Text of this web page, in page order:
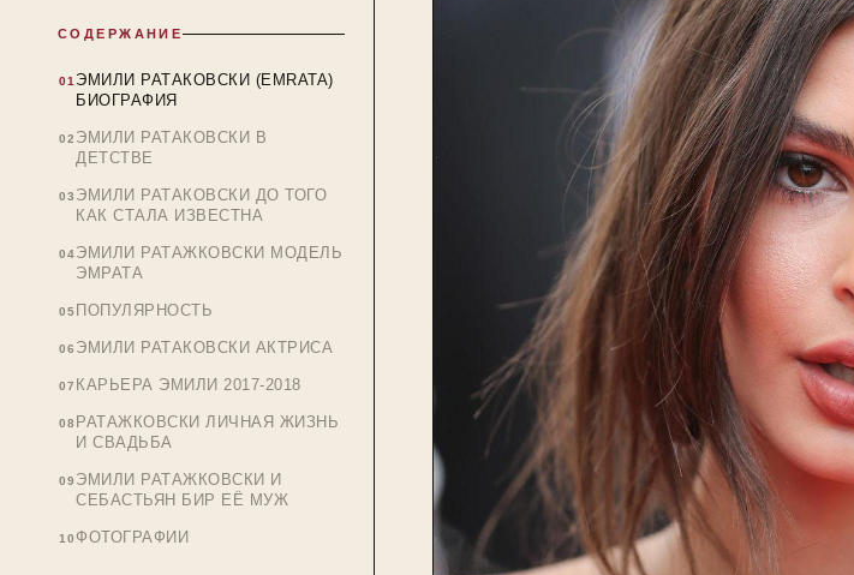
СОДЕРЖАНИЕ
ЭМИЛИ РАТАКОВСКИ (EMRATA)
БИОГРАФИЯ
ЭМИЛИ РАТАКОВСКИ В
ДЕТСТВЕ
ЭМИЛИ РАТАКОВСКИ ДО ТОГО
КАК СТАЛА ИЗВЕСТНА
ЭМИЛИ РАТАЖКОВСКИ МОДЕЛЬ
ЭМРАТА
ПОПУЛЯРНОСТЬ
ЭМИЛИ РАТАКОВСКИ АКТРИСА
КАРЬЕРА ЭМИЛИ 2017-2018
РАТАЖКОВСКИ ЛИЧНАЯ ЖИЗНЬ
И СВАДЬБА
ЭМИЛИ РАТАЖКОВСКИ И
СЕБАСТЬЯН БИР ЕЁ МУЖ
ФОТОГРАФИИ